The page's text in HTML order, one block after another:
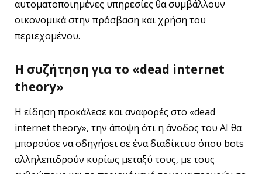
αυτοματοποιημένες υπηρεσίες θα συμβάλλουν
οικονομικά στην πρόσβαση και χρήση του
περιεχομένου.
Η συζήτηση για το «dead internet
theory»
Η είδηση προκάλεσε και αναφορές στο «dead
internet theory», την άποψη ότι η άνοδος του AI θα
μπορούσε να οδηγήσει σε ένα διαδίκτυο όπου bots
αλληλεπιδρούν κυρίως μεταξύ τους, με τους